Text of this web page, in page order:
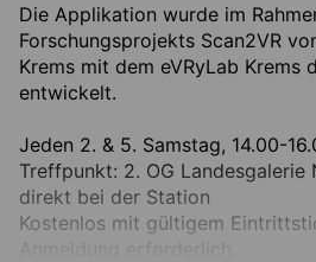
Die Applikation wurde im
Forschungsprojekts Scan2VR
Krems mit dem eVRyLab Krems
entwickelt.
Jeden 2. & 5. Samstag, 14.00-
Treffpunkt: 2. OG Landesgalerie
direkt bei der Station
Kostenlos mit gültigem
Anmeldung erforderlich